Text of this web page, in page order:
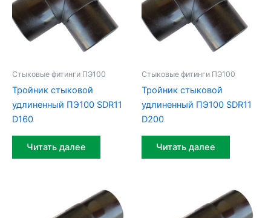
Стыковые фитинги ПЭ100
Тройник стыковой
удлиненный ПЭ100 SDR11
D160
Читать далее
Стыковые фитинги ПЭ100
Тройник стыковой
удлиненный ПЭ100 SDR11
D200
Читать далее